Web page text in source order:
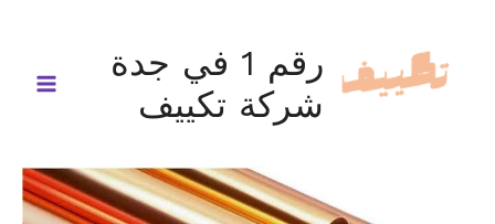
المحتوى
رقم 1 في جدة
شركة تكييف